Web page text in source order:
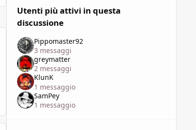
Autore
Utenti più attivi in questa
discussione
Pippomaster92
3 messaggi
greymatter
2 messaggi
KlunK
1 messaggio
SamPey
1 messaggio